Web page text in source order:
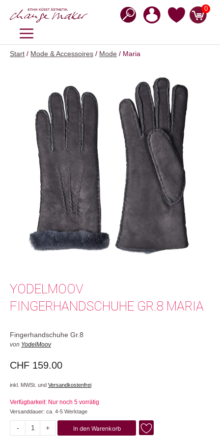
Inhalt
0
MENÜ
Start / Mode & Accessoires / Mode / Maria
YODELMOOV
FINGERHANDSCHUHE GR.8 MARIA
Fingerhandschuhe Gr.8
von YodelMoov
CHF 159.00
inkl. MWSt. und Versandkostenfrei
Verfügbarkeit: Nur noch 5 vorrätig
Versanddauer: ca. 4-5 Werktage
- + In den Warenkorb